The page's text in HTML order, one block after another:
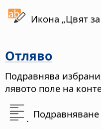
Икона „Цвят
Отляво
Подравнява
лявото поле на
.